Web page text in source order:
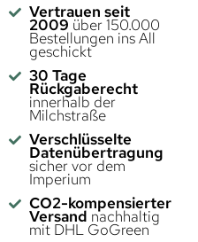
Vertrauen seit
2009 über 150.000
Bestellungen ins All
geschickt
30 Tage
Rückgaberecht
innerhalb der
Milchstraße
Verschlüsselte
Datenübertragung
sicher vor dem
Imperium
CO2-kompensierter
Versand nachhaltig
mit DHL GoGreen